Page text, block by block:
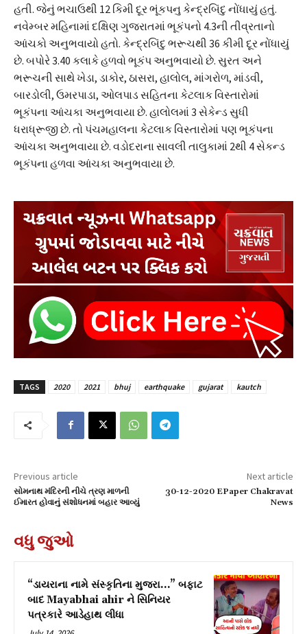
હતી. જેનું ભચાઉથી 12 કિમી દૂર ભૂંકપનુ કેન્દ્રબિંદુ નોંધાયું હતું.
નવેમ્બર મહિનામાં દક્ષિણ ગુજરાતમાં ભૂકંપનો 4.3ની તીવ્રતાનો
આંચકો અનુભવાયો હતો. કેન્દ્રબિંદુ ભરૂચથી 36 કીમી દૂર નોંધાયું
છે. બપોરે 3.40 કલાકે હળવો ભૂકંપ અનુભવાયો છે. સુરત અને
ભરૂચની સાથે ખેડા, ડાકોર, ઠાસરા, હાલોલ, માંગરોળ, માંડવી,
બારડોલી, ઉમરપાડા, ઓલપાડ સહિતના કેટલાક વિસ્તારોમાં
ભૂકંપના આંચકા અનુભવાયા છે. હાલોલમાં 3 સેકેન્ડ સુધી
ધરાધ્રૂજી છે. તો પંચમહાલના કેટલાક વિસ્તારોમાં પણ ભૂકંપના
આંચકા અનુભવાયા છે. વડોદરાના સાવલી તાલુકામાં 2થી 4 સેકન્ડ
ભૂકંપના હળવા આંચકા અનુભવાયા છે.
TAGS 2020 2021 bhuj earthquake gujarat kautch
Previous article
સોમનાથ મંદિરની નીચે ત્રણ માળની
ઈમારત હોવાનું સંશોધનમાં બહાર આવ્યું
Next article
30-12-2020 EPaper Chakravat
News
વધુ જુઓ
“ડાયરાના નામે સંસ્કૃતિના મુજરા…” બફાટ
બાદ Mayabhai ahir ને સિનિયર
પત્રકારે આડેહાથ લીધા